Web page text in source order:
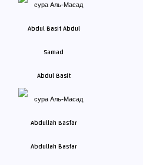
Abdul Basit
Abdullah Basfar